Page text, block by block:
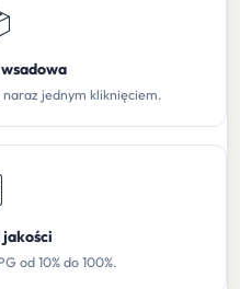
jednym kliknięciem.
od 10% do 100%.